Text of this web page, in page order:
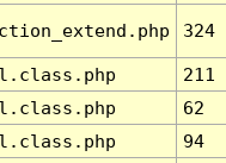
324
211
62
94